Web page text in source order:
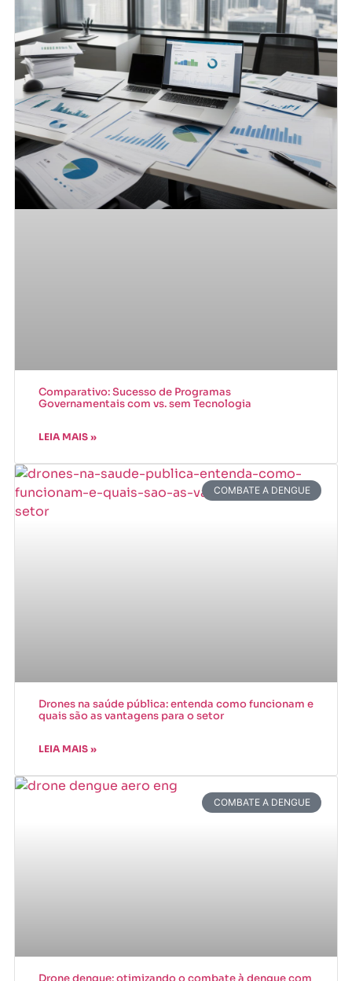
Comparativo: Sucesso de Programas
Governamentais com vs. sem Tecnologia
LEIA MAIS »
COMBATE A DENGUE
Drones na saúde pública: entenda como funcionam e
quais são as vantagens para o setor
LEIA MAIS »
COMBATE A DENGUE
Drone dengue: otimizando o combate à dengue com